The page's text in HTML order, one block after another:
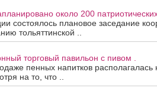
около 200
состоялось плановое заседание
тольяттинской ..
торговый павильон с пивом .
пенных напитков
на то, что ..